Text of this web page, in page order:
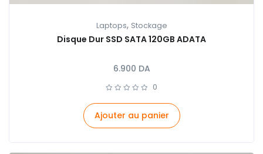
Laptops, Stockage
Disque Dur SSD SATA 120GB ADATA
6.900 DA
0
Ajouter au panier